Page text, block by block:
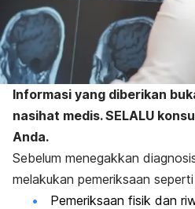
Informasi yang diberikan
nasihat medis. SELALU
Anda.
Sebelum menegakkan
melakukan pemeriksaan
Pemeriksaan fisik dan